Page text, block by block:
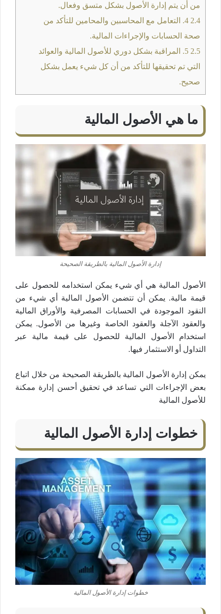
من أن يتم إدارة الأصول بشكل متسق وفعال.
2.4
4. التعامل مع المحاسبين والمحامين للتأكد من
صحة الحسابات والإجراءات المالية.
2.5
5. المراقبة بشكل دوري للأصول المالية والعوائد
التي تم تحقيقها للتأكد من أن كل شيء يعمل بشكل
صحيح.
ما هي الأصول المالية
إدارة الأصول المالية بالطريقة الصحيحة
الأصول المالية هي أي شيء يمكن استخدامه للحصول على
قيمة مالية. يمكن أن تتضمن الأصول المالية أي شيء من
النقود الموجودة في الحسابات المصرفية والأوراق المالية
والعقود الآجلة والعقود الخاصة وغيرها من الأصول. يمكن
استخدام الأصول المالية للحصول على قيمة مالية عبر
التداول أو الاستثمار فيها.
يمكن إدارة الأصول المالية بالطريقة الصحيحة من خلال اتباع
بعض الإجراءات التي تساعد في تحقيق أحسن إدارة ممكنة
للأصول المالية
خطوات إدارة الأصول المالية
خطوات إدارة الأصول المالية